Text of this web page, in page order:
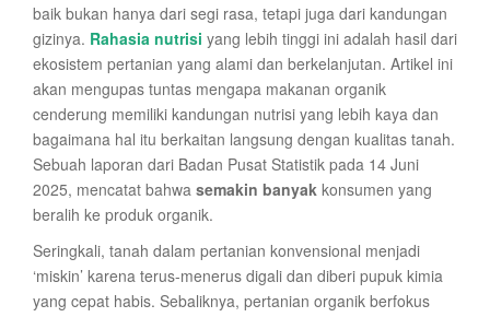
baik bukan hanya dari segi rasa, tetapi juga dari kandungan
gizinya. Rahasia nutrisi yang lebih tinggi ini adalah hasil dari
ekosistem pertanian yang alami dan berkelanjutan. Artikel ini
akan mengupas tuntas mengapa makanan organik
cenderung memiliki kandungan nutrisi yang lebih kaya dan
bagaimana hal itu berkaitan langsung dengan kualitas tanah.
Sebuah laporan dari Badan Pusat Statistik pada 14 Juni
2025, mencatat bahwa semakin banyak konsumen yang
beralih ke produk organik.
Seringkali, tanah dalam pertanian konvensional menjadi
‘miskin’ karena terus-menerus digali dan diberi pupuk kimia
yang cepat habis. Sebaliknya, pertanian organik berfokus